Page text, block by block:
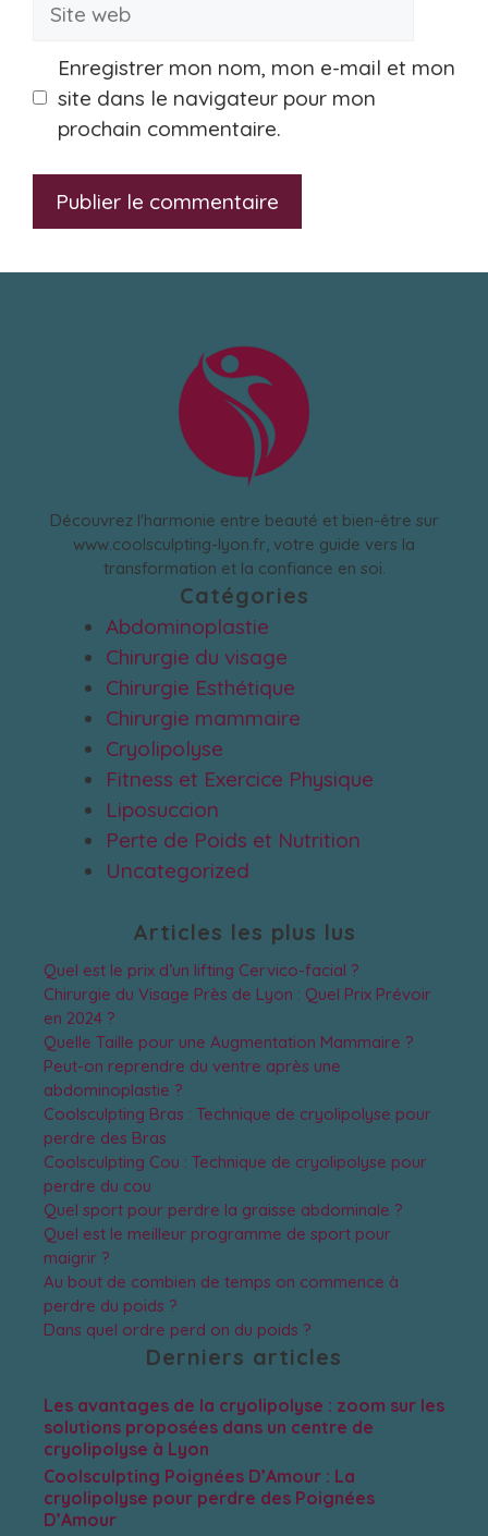
Enregistrer mon nom, mon e-mail et mon
site dans le navigateur pour mon
prochain commentaire.
Découvrez l'harmonie entre beauté et bien-être sur
www.coolsculpting-lyon.fr, votre guide vers la
transformation et la confiance en soi.
Catégories
Abdominoplastie
Chirurgie du visage
Chirurgie Esthétique
Chirurgie mammaire
Cryolipolyse
Fitness et Exercice Physique
Liposuccion
Perte de Poids et Nutrition
Uncategorized
Articles les plus lus
Quel est le prix d’un lifting Cervico-facial ?
Chirurgie du Visage Près de Lyon : Quel Prix Prévoir
en 2024 ?
Quelle Taille pour une Augmentation Mammaire ?
Peut-on reprendre du ventre après une
abdominoplastie ?
Coolsculpting Bras : Technique de cryolipolyse pour
perdre des Bras
Coolsculpting Cou : Technique de cryolipolyse pour
perdre du cou
Quel sport pour perdre la graisse abdominale ?
Quel est le meilleur programme de sport pour
maigrir ?
Au bout de combien de temps on commence à
perdre du poids ?
Dans quel ordre perd on du poids ?
Derniers articles
Les avantages de la cryolipolyse : zoom sur les
solutions proposées dans un centre de
cryolipolyse à Lyon
Coolsculpting Poignées D’Amour : La
cryolipolyse pour perdre des Poignées
D’Amour